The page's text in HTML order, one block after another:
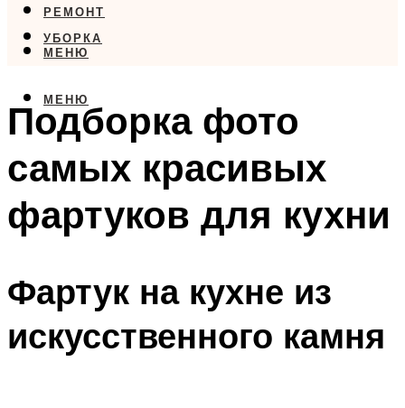
РЕМОНТ
УБОРКА
МЕНЮ
МЕНЮ
Подборка фото
самых красивых
фартуков для кухни
Фартук на кухне из
искусственного камня